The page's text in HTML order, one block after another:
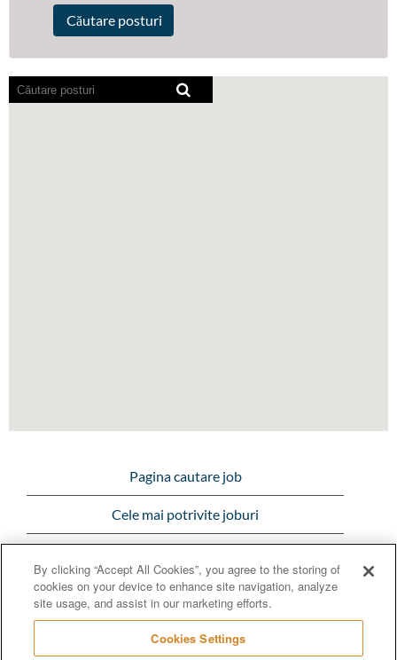
Cititoarele
Pagina cautare job
Cele mai potrivite joburi
Bunge.com
By clicking “Accept All Cookies”, you agree to the storing of
cookies on your device to enhance site navigation, analyze
site usage, and assist in our marketing efforts.
Cookies Settings